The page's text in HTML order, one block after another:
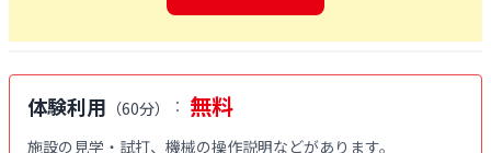
体験利用 （60分） ： 無料
施設の見学・試打、機械の操作説明などがあります。